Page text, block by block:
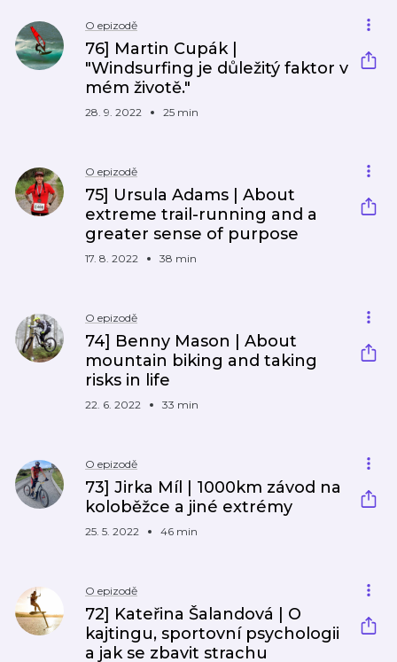
O epizodě
76] Martin Cupák |
"Windsurfing je důležitý faktor v
mém životě."
28. 9. 2022 25 min
O epizodě
75] Ursula Adams | About
extreme trail-running and a
greater sense of purpose
17. 8. 2022 38 min
O epizodě
74] Benny Mason | About
mountain biking and taking
risks in life
22. 6. 2022 33 min
O epizodě
73] Jirka Míl | 1000km závod na
koloběžce a jiné extrémy
25. 5. 2022 46 min
O epizodě
72] Kateřina Šalandová | O
kajtingu, sportovní psychologii
a jak se zbavit strachu